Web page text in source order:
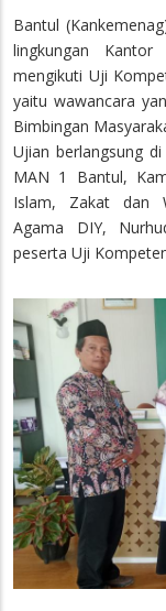
Bantul
lingkungan Kantor
mengikuti Uji
yaitu wawancara
Bimbingan
Ujian berlangsung
MAN 1 Bantul,
Islam, Zakat dan
Agama DIY,
peserta Uji